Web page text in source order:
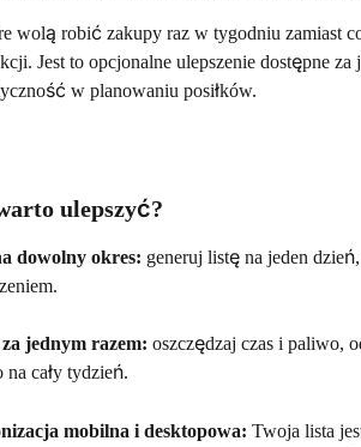
wolą robić zakupy raz w tygodniu zamiast
Jest to opcjonalne ulepszenie dostępne
w planowaniu posiłków.
ulepszyć?
dowolny okres: generuj listę na jeden
jednym razem: oszczędzaj czas i paliwo,
na cały tydzień.
mobilna i desktopowa: Twoja lista